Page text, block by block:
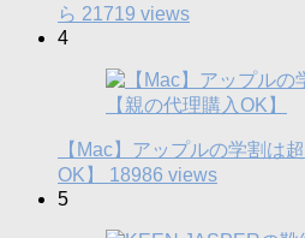
ら 21719 views
4
【Mac】アップルの学割は
OK】 18986 views
5